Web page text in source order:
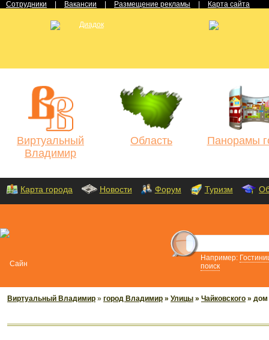
Сотрудники Вакансии Размещение рекламы Карта сайта
Виртуальный
Владимир
Область Панорамы
Карта города Новости Форум Туризм
Например:
поиск
Виртуальный Владимир » город Владимир » Улицы » Чайковского »